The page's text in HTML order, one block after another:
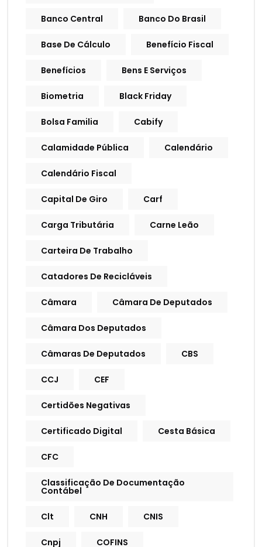
Banco Central Banco Do Brasil
Base De Cálculo Benefício Fiscal
Benefícios Bens E Serviços
Biometria Black Friday
Bolsa Familia Cabify
Calamidade Pública Calendário
Calendário Fiscal
Capital De Giro Carf
Carga Tributária Carne Leão
Carteira De Trabalho
Catadores De Recicláveis
Câmara Câmara De Deputados
Câmara Dos Deputados
Câmaras De Deputados CBS
CCJ CEF
Certidões Negativas
Certificado Digital Cesta Básica
CFC
Classificação De Documentação
Contábel
Clt CNH CNIS
Cnpj COFINS